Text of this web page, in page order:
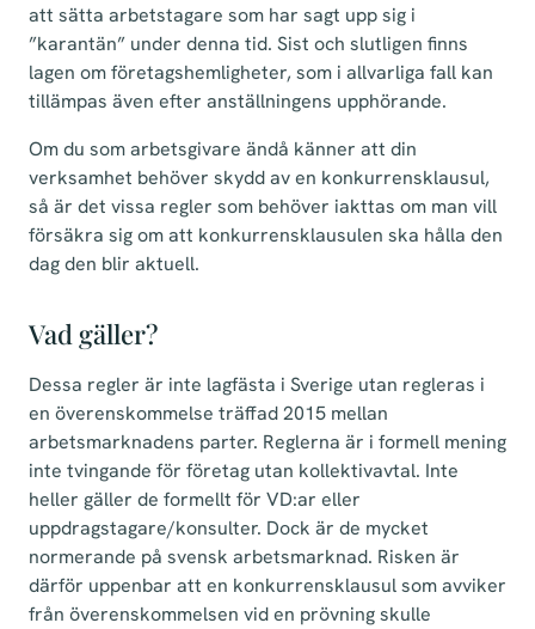
att sätta arbetstagare som har sagt upp sig i
”karantän” under denna tid. Sist och slutligen finns
lagen om företagshemligheter, som i allvarliga fall kan
tillämpas även efter anställningens upphörande.
Om du som arbetsgivare ändå känner att din
verksamhet behöver skydd av en konkurrensklausul,
så är det vissa regler som behöver iakttas om man vill
försäkra sig om att konkurrensklausulen ska hålla den
dag den blir aktuell.
Vad gäller?
Dessa regler är inte lagfästa i Sverige utan regleras i
en överenskommelse träffad 2015 mellan
arbetsmarknadens parter. Reglerna är i formell mening
inte tvingande för företag utan kollektivavtal. Inte
heller gäller de formellt för VD:ar eller
uppdragstagare/konsulter. Dock är de mycket
normerande på svensk arbetsmarknad. Risken är
därför uppenbar att en konkurrensklausul som avviker
från överenskommelsen vid en prövning skulle